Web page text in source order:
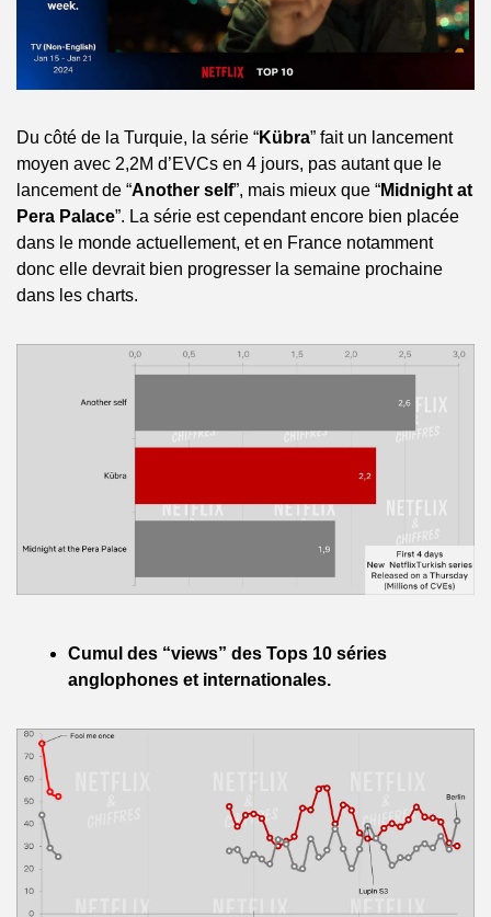
Du côté de la Turquie, la série “Kübra” fait un lancement
moyen avec 2,2M d’EVCs en 4 jours, pas autant que le
lancement de “Another self”, mais mieux que “Midnight at
Pera Palace”. La série est cependant encore bien placée
dans le monde actuellement, et en France notamment
donc elle devrait bien progresser la semaine prochaine
dans les charts.
Cumul des “views” des Tops 10 séries
anglophones et internationales.